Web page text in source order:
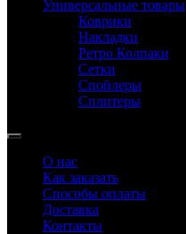
Универсальные товары
Коврики
Накладки
Ретро Колпаки
Сетки
Спойлеры
Сплитеры
О нас
Как заказать
Способы оплаты
Доставка
Контакты